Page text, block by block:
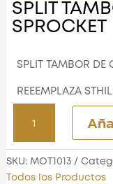
SPLIT
SPROCKET
SPLIT TAMBOR DE
REEEMPLAZA
TAMBOR
DE
CLUTCH
SPROCKET
SKU: MOT1013
Todos los Productos